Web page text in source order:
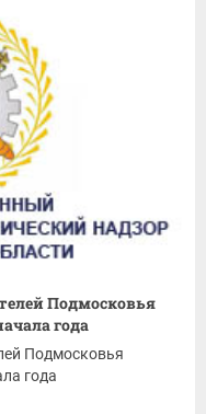
Подмосковья
года
Подмосковья
года